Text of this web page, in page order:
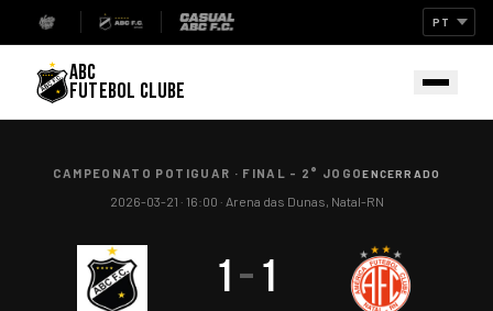
ABC
FUTEBOL CLUBE
CAMPEONATO POTIGUAR · FINAL - 2° JOGOENCERRADO
2026-03-21 · 16:00 · Arena das Dunas, Natal-RN
1–1